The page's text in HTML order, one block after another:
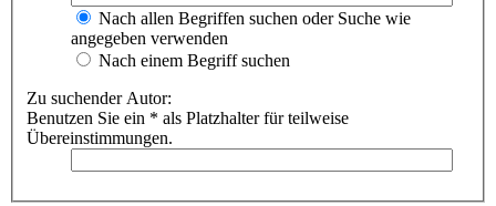
Nach allen Begriffen suchen oder Suche wie
angegeben verwenden
Nach einem Begriff suchen
Zu suchender Autor:
Benutzen Sie ein * als Platzhalter für teilweise
Übereinstimmungen.